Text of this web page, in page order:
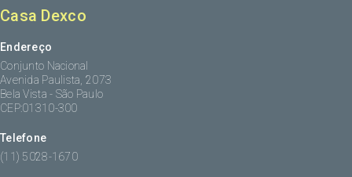
Casa Dexco
Endereço
Conjunto Nacional
Avenida Paulista, 2073
Bela Vista - São Paulo
CEP:01310-300
Telefone
(11) 5028-1670